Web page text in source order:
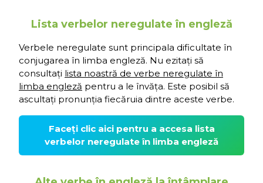
Lista verbelor neregulate în engleză
Verbele neregulate sunt principala dificultate în
conjugarea în limba engleză. Nu ezitați să
consultați lista noastră de verbe neregulate în
limba engleză pentru a le învăța. Este posibil să
ascultați pronunția fiecăruia dintre aceste verbe.
Faceți clic aici pentru a accesa lista
verbelor neregulate în limba engleză